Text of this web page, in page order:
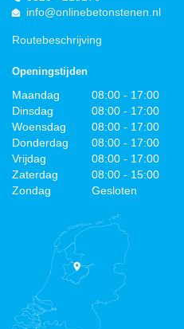
info@onlinebetonstenen.nl
Routebeschrijving
Openingstijden
Maandag
08:00 - 17:00
Dinsdag
08:00 - 17:00
Woensdag
08:00 - 17:00
Donderdag
08:00 - 17:00
Vrijdag
08:00 - 17:00
Zaterdag
08:00 - 15:00
Zondag
Gesloten